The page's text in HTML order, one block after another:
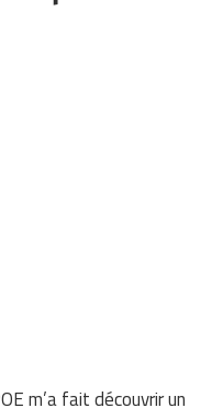
m’a fait découvrir un